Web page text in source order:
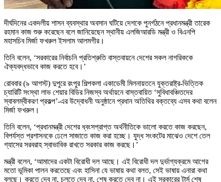
দীর্ঘদিনের একদলীয় শাসন ব্যবস্থার অবসান ঘটিয়ে দেশকে পুনর্গঠনে প্রধানমন্ত্রী তারেক
রহমান কাজ শুরু করেছেন বলে জানিয়েছেন স্থানীয় এলজিআরডি মন্ত্রী ও বিএনপি
মহাসচিব মির্জা ফখরুল ইসলাম আলমগীর।
তিনি বলেন, ‘সরকারের নির্বাচনি প্রতিশ্রুতি বাস্তবায়নে দেশের সকল নাগরিককে
ঐক্যবদ্ধভাবে কাজ করতে হবে।’
রোববার (৯ আগস্ট) দুপুরে রংপুর শিল্পকলা একাডেমী মিলনায়তনে যুক্তরাষ্ট্র-ভিত্তিক
চ্যারিটি সংস্থা লাভ শেয়ার বিডির নিজস্ব অর্থায়নে বাস্তবায়িত ‘সুবিধাবঞ্চিতদের
স্বাবলম্বীকরণ প্রকল্প’-এর উদ্বোধনী অনুষ্ঠানে প্রধান অতিথির বক্তব্যে এসব কথা বলেন
মির্জা ফখরুল।
তিনি বলেন, ‘প্রধানমন্ত্রী দেশের ধ্বংসপ্রাপ্ত অর্থনীতিকে ভালো করতে কাজ করছেন,
বিপর্যস্ত প্রশাসনকে ঢেলে সাজাতে কাজ করা হচ্ছে। যুদ্ধ সংকটের মাঝেও দেশে তেল
গ্যাসের সরবরাহ স্বাভাবিক রাখতে সরকার কাজ করছে।’
মন্ত্রী বলেন, ‘আমাদের একটা বিরোধী দল আছে। এই বিরোধী দল দুর্ভাগ্যক্রমে আগের
মতো ভূমিকা পালন করতেছে এবং হাসিনা যে ভাষায় কথা বলত, সেই ভাষায় এনারা কথা
বলছে। করতে দেব না, চলতে দেব না, শেষ করতে দেব না। এই সরকারের টার্ম শেষ